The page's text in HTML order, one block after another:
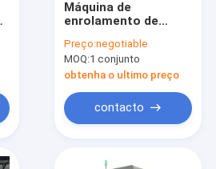
Máquina de
enrolamento de
fio plano totalmente
automática
Preço:negotiable
MOQ:1 conjunto
obtenha o ultimo preço
contacto